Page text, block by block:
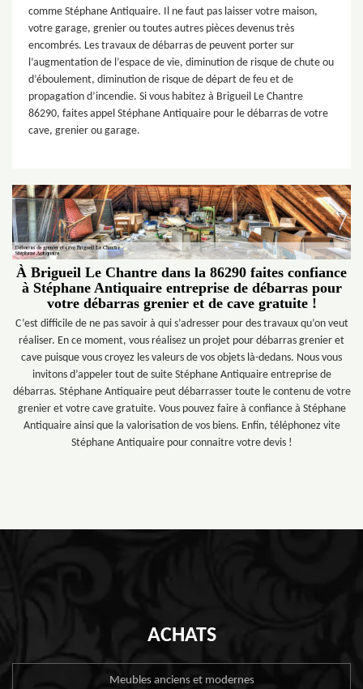
comme Stéphane Antiquaire. Il ne faut pas laisser votre maison,
votre garage, grenier ou toutes autres pièces devenus très
encombrés. Les travaux de débarras de peuvent porter sur
l’augmentation de l’espace de vie, diminution de risque de chute ou
d’éboulement, diminution de risque de départ de feu et de
propagation d’incendie. Si vous habitez à Brigueil Le Chantre
86290, faites appel Stéphane Antiquaire pour le débarras de votre
cave, grenier ou garage.
À Brigueil Le Chantre dans la 86290 faites confiance
à Stéphane Antiquaire entreprise de débarras pour
votre débarras grenier et de cave gratuite !
C’est difficile de ne pas savoir à qui s’adresser pour des travaux qu’on veut
réaliser. En ce moment, vous réalisez un projet pour débarras grenier et
cave puisque vous croyez les valeurs de vos objets là-dedans. Nous vous
invitons d’appeler tout de suite Stéphane Antiquaire entreprise de
débarras. Stéphane Antiquaire peut débarrasser toute le contenu de votre
grenier et votre cave gratuite. Vous pouvez faire à confiance à Stéphane
Antiquaire ainsi que la valorisation de vos biens. Enfin, téléphonez vite
Stéphane Antiquaire pour connaitre votre devis !
ACHATS
Meubles anciens et modernes